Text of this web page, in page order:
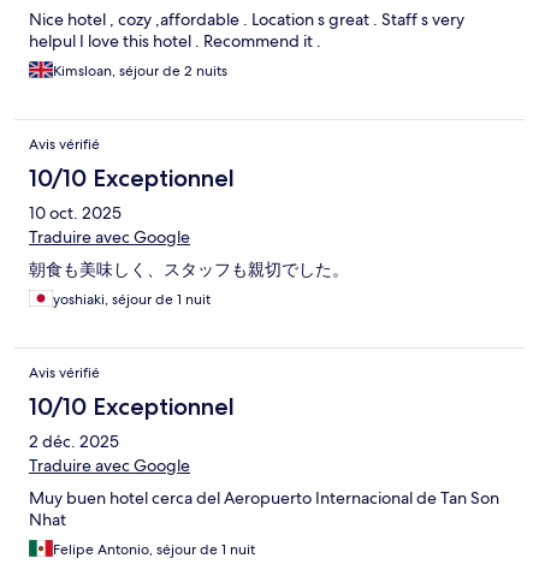
Nice hotel , cozy ,affordable . Location s great . Staff s very
helpul I love this hotel . Recommend it .
Kimsloan, séjour de 2 nuits
Avis vérifié
10/10 Exceptionnel
10 oct. 2025
Traduire avec Google
朝食も美味しく、スタッフも親切でした。
yoshiaki, séjour de 1 nuit
Avis vérifié
10/10 Exceptionnel
2 déc. 2025
Traduire avec Google
Muy buen hotel cerca del Aeropuerto Internacional de Tan Son
Nhat
Felipe Antonio, séjour de 1 nuit